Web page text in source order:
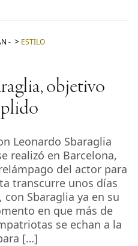
- ESTILO
objetivo
Leonardo Sbaraglia
realizó en Barcelona,
del actor para
transcurre unos días
Sbaraglia ya en su
en que más de
se echan a la
[…]